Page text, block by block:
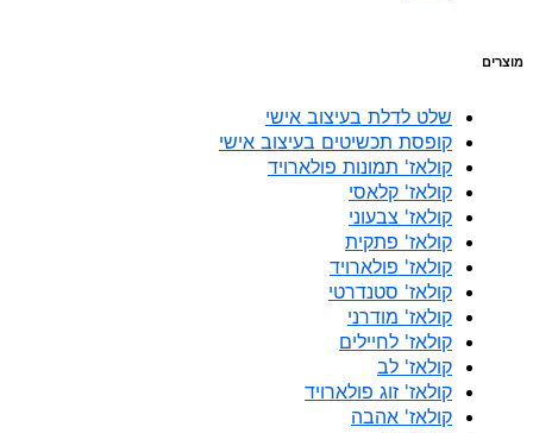
מוצרים
שלט לדלת בעיצוב אישי
קופסת תכשיטים בעיצוב אישי
קולאז' תמונות פולארויד
קולאז' קלאסי
קולאז' צבעוני
קולאז' פתקית
קולאז' פולארויד
קולאז' סטנדרטי
קולאז' מודרני
קולאז' לחיילים
קולאז' לב
קולאז' זוג פולארויד
קולאז' אהבה